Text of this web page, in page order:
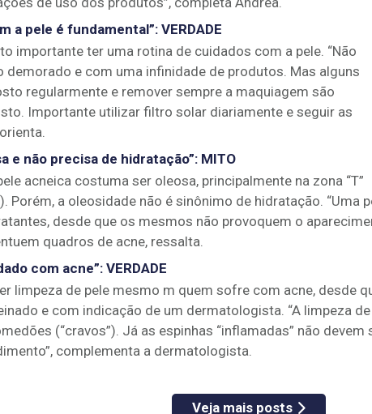
a pele é fundamental”: VERDADE
importante ter uma rotina de cuidados com a pele. “Não
demorado e com uma infinidade de produtos. Mas alguns
regularmente e remover sempre a maquiagem são
Importante utilizar filtro solar diariamente e seguir as
e não precisa de hidratação”: MITO
acneica costuma ser oleosa, principalmente na zona “T”
Porém, a oleosidade não é sinônimo de hidratação. “Uma
desde que os mesmos não provoquem o
quadros de acne, ressalta.
com acne”: VERDADE
limpeza de pele mesmo m quem sofre com acne, desde
e com indicação de um dermatologista. “A limpeza de
(“cravos”). Já as espinhas “inflamadas” não devem
complementa a dermatologista.
Veja mais posts